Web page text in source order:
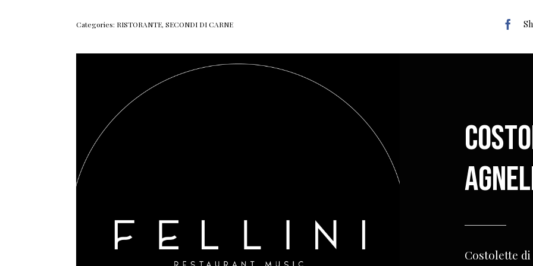
Categories: RISTORANTE,SECONDI DI CARNE
Costolette